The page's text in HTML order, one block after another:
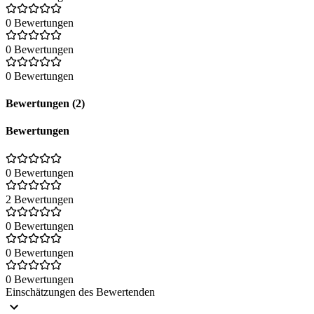
0 Bewertungen
0 Bewertungen
0 Bewertungen
Bewertungen (2)
Bewertungen
0 Bewertungen
2 Bewertungen
0 Bewertungen
0 Bewertungen
0 Bewertungen
Einschätzungen des Bewertenden